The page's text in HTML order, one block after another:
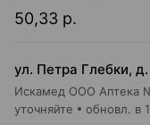
50,33 р.
ул. Петра Глебки,
Искамед ООО Аптека
уточняйте обновл. в